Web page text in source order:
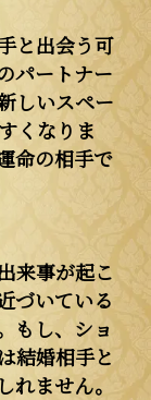
と出会う可
パートナー
しいスペー
くなりま
命の相手で
来事が起こ
づいている
もし、ショ
結婚相手と
れません。